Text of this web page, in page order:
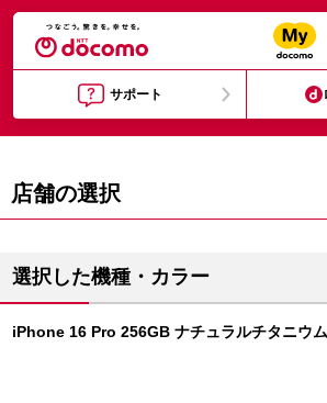
サポート
店舗の選択
選択した機種・カラー
iPhone 16 Pro 256GB ナチュラルチタニウム